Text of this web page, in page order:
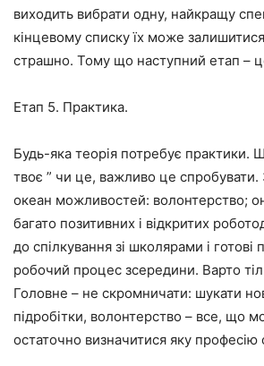
виходить вибрати одну, найкращу
кінцевому списку їх може
страшно. Тому що наступний етап –
Етап 5. Практика.
Будь-яка теорія потребує практики.
твоє ” чи це, важливо це
океан можливостей: волонтерство;
багато позитивних і відкритих
до спілкування зі школярами і готові
робочий процес зсередини. Варто
Головне – не скромничати: шукати
підробітки, волонтерство – все, що
остаточно визначитися яку професію